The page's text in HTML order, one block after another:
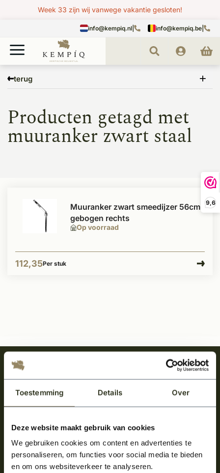
Toestemming Details Over
Deze website maakt gebruik van cookies
We gebruiken cookies om content en advertenties te
personaliseren, om functies voor social media te bieden
en om ons websiteverkeer te analyseren.
9,6
Week 33 zijn wij vanwege vakantie gesloten!
info@kempiq.nl info@kempiq.be
terug
muuranker zwart staal
Producten getagd met
muuranker zwart staal
Op voorraad
Muuranker zwart smeedijzer 56cm
gebogen rechts
112,35Per stuk
Meld je aan en ontvang het laatste nieuws
over onze kempische bouwstijl!
Aanmelden voor de nieuwsbrief